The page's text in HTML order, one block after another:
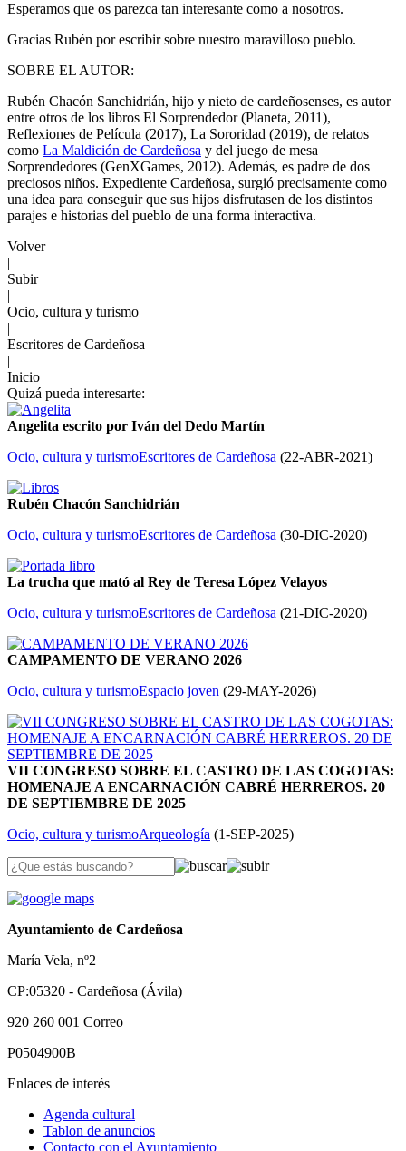
Esperamos que os parezca tan interesante como a nosotros.
Gracias Rubén por escribir sobre nuestro maravilloso pueblo.
SOBRE EL AUTOR:
Rubén Chacón Sanchidrián, hijo y nieto de cardeñosenses, es autor
entre otros de los libros El Sorprendedor (Planeta, 2011),
Reflexiones de Película (2017), La Sororidad (2019), de relatos
como La Maldición de Cardeñosa y del juego de mesa
Sorprendedores (GenXGames, 2012). Además, es padre de dos
preciosos niños. Expediente Cardeñosa, surgió precisamente como
una idea para conseguir que sus hijos disfrutasen de los distintos
parajes e historias del pueblo de una forma interactiva.
Volver
|
Subir
|
Ocio, cultura y turismo
|
Escritores de Cardeñosa
|
Inicio
Quizá pueda interesarte:
Angelita escrito por Iván del Dedo Martín
Ocio, cultura y turismoEscritores de Cardeñosa (22-ABR-2021)
Rubén Chacón Sanchidrián
Ocio, cultura y turismoEscritores de Cardeñosa (30-DIC-2020)
La trucha que mató al Rey de Teresa López Velayos
Ocio, cultura y turismoEscritores de Cardeñosa (21-DIC-2020)
CAMPAMENTO DE VERANO 2026
Ocio, cultura y turismoEspacio joven (29-MAY-2026)
VII CONGRESO SOBRE EL CASTRO DE LAS COGOTAS:
HOMENAJE A ENCARNACIÓN CABRÉ HERREROS. 20
DE SEPTIEMBRE DE 2025
Ocio, cultura y turismoArqueología (1-SEP-2025)
Ayuntamiento de Cardeñosa
María Vela, nº2
CP:05320 - Cardeñosa (Ávila)
920 260 001 Correo
P0504900B
Enlaces de interés
Agenda cultural
Tablon de anuncios
Contacto con el Ayuntamiento